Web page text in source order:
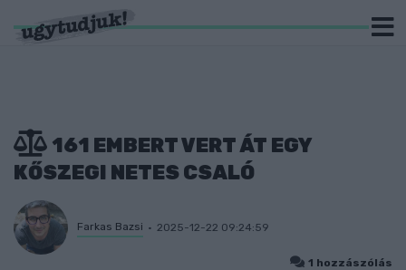
161 EMBERT VERT ÁT EGY
KŐSZEGI NETES CSALÓ
Farkas Bazsi 2025-12-22 09:24:59
1 hozzászólás